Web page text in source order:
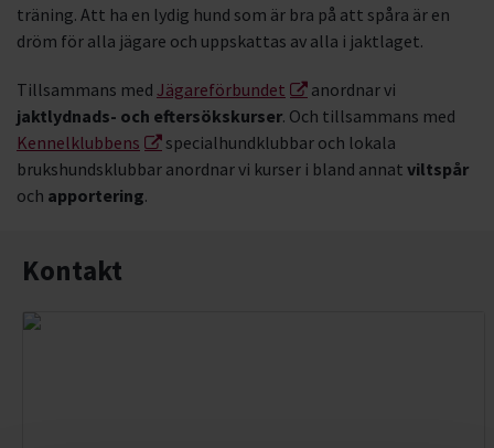
träning. Att ha en lydig hund som är bra på att spåra är en
dröm för alla jägare och uppskattas av alla i jaktlaget.
Tillsammans med Jägareförbundet
anordnar vi
jaktlydnads- och eftersökskurser. Och tillsammans med
Kennelklubbens
specialhundklubbar och lokala
brukshundsklubbar anordnar vi kurser i bland annat viltspår
och apportering.
Kontakt